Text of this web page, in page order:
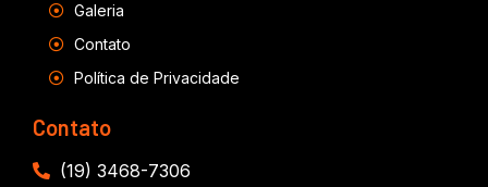
Galeria
Contato
Política de Privacidade
Contato
(19) 3468-7306